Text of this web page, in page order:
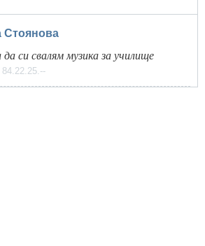
Стоянова
си свалям музика за училище
84.22.25.--